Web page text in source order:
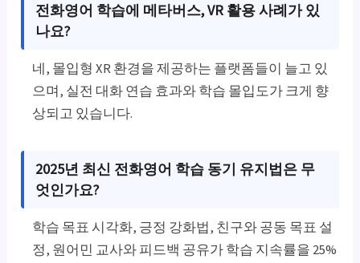
전화영어 학습에 메타버스, VR 활용 사례가 있
나요?
네, 몰입형 XR 환경을 제공하는 플랫폼들이 늘고 있
으며, 실전 대화 연습 효과와 학습 몰입도가 크게 향
상되고 있습니다.
2025년 최신 전화영어 학습 동기 유지법은 무
엇인가요?
학습 목표 시각화, 긍정 강화법, 친구와 공동 목표 설
정, 원어민 교사와 피드백 공유가 학습 지속률을 25%